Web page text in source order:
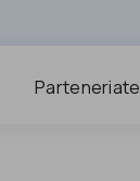
Parteneriate